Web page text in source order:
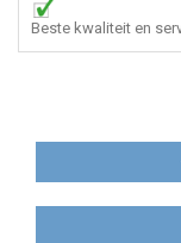
Beste kwaliteit en